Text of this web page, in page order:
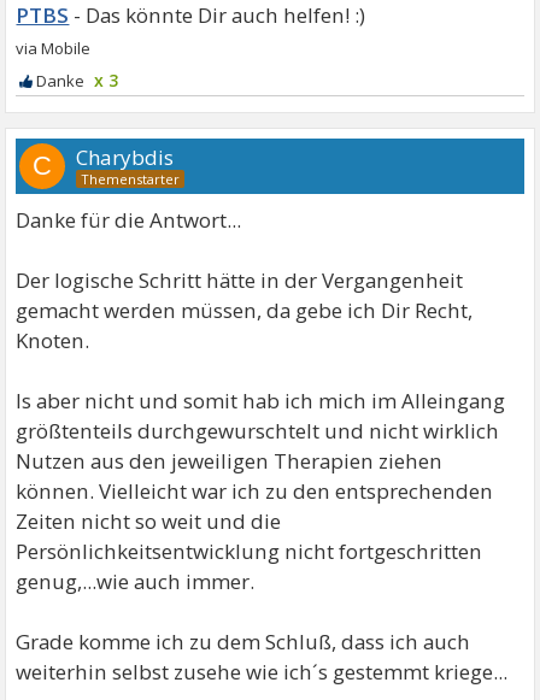
PTBS
x 3
C Charybdis
Danke für die Antwort...
Der logische Schritt hätte in der Vergangenheit
gemacht werden müssen, da gebe ich Dir Recht,
Knoten.
Is aber nicht und somit hab ich mich im Alleingang
größtenteils durchgewurschtelt und nicht wirklich
Nutzen aus den jeweiligen Therapien ziehen
können. Vielleicht war ich zu den entsprechenden
Zeiten nicht so weit und die
Persönlichkeitsentwicklung nicht fortgeschritten
genug,...wie auch immer.
Grade komme ich zu dem Schluß, dass ich auch
weiterhin selbst zusehe wie ich´s gestemmt kriege...